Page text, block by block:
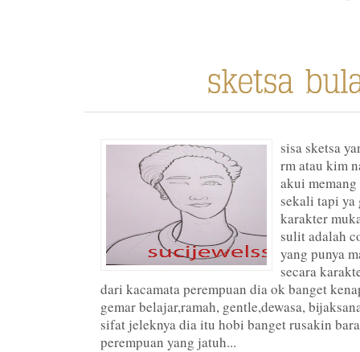
sisa sketsa
rm atau kim
akui
sekali tapi
karakter
sulit adalah
yang punya
secara
dari kacamata perempuan dia ok banget
gemar belajar,ramah, gentle,dewasa,
sifat jeleknya dia itu hobi banget rusakin
perempuan yang jatuh...